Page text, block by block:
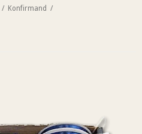
/ Konfirmand /